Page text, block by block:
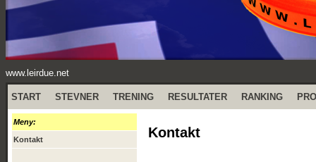
www.leirdue.net
START STEVNER TRENING RESULTATER RANKING
Meny:
Kontakt Kontakt